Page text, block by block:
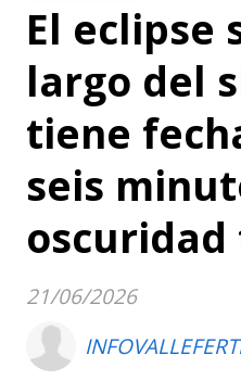
El eclipse
largo del
tiene
seis
21/06/2026